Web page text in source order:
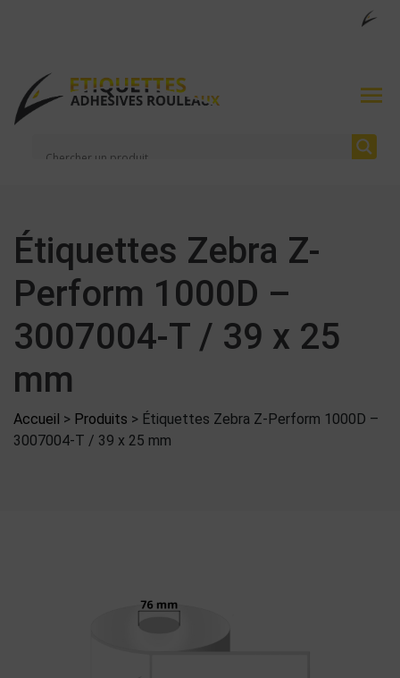
Étiquettes Zebra Z-
Perform 1000D –
3007004-T / 39 x 25
mm
Accueil > Produits > Étiquettes Zebra Z-Perform 1000D –
3007004-T / 39 x 25 mm